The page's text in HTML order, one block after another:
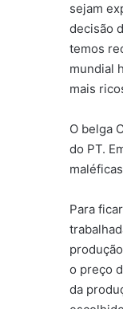
sejam
decisão
temos
mundial
mais
O belga
do PT.
Para
o preço
da